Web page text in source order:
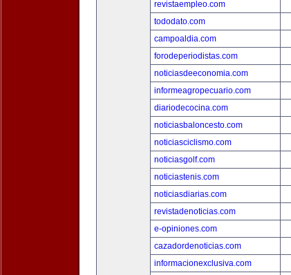
revistaempleo.com
tododato.com
campoaldia.com
forodeperiodistas.com
noticiasdeeconomia.com
informeagropecuario.com
diariodecocina.com
noticiasbaloncesto.com
noticiasciclismo.com
noticiasgolf.com
noticiastenis.com
noticiasdiarias.com
revistadenoticias.com
e-opiniones.com
cazadordenoticias.com
informacionexclusiva.com